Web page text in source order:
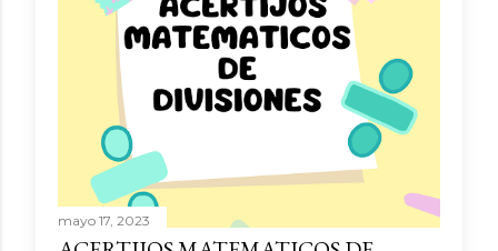
mayo 17, 2023